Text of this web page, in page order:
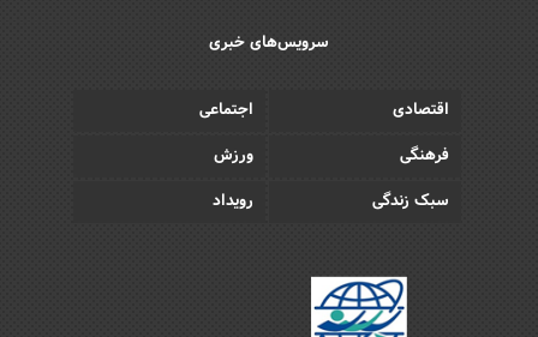
سرویس‌های خبری
اقتصادی
اجتماعی
فرهنگی
ورزش
سبک زندگی
رویداد